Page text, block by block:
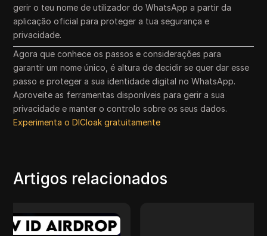
gerir o teu nome de utilizador do WhatsApp a partir da
aplicação oficial para proteger a tua segurança e
privacidade.
Agora que conhece os passos e considerações para
garantir um nome único, é altura de decidir se quer dar esse
passo e proteger a sua identidade digital no WhatsApp.
Aproveite as ferramentas disponíveis para gerir a sua
privacidade e manter o controlo sobre os seus dados.
Experimenta o DICloak gratuitamente
Artigos relacionados